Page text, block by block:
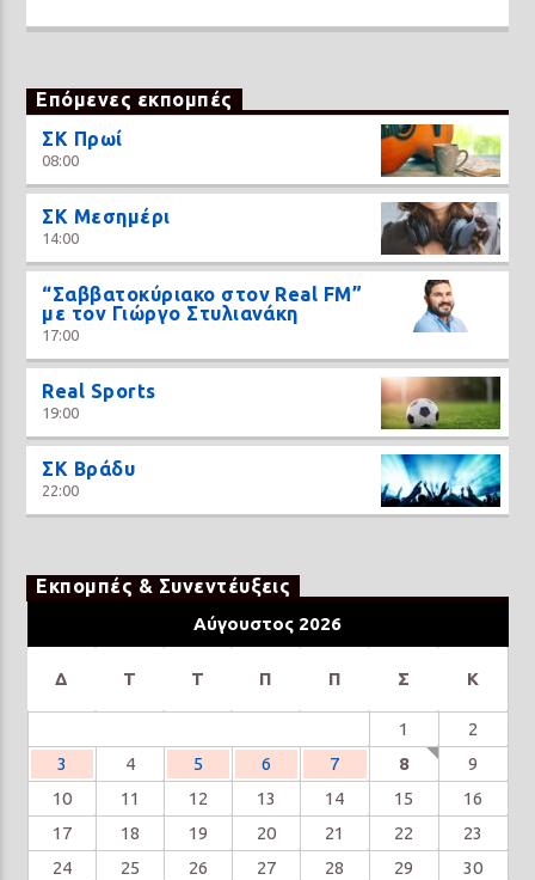
Επόμενες εκπομπές
ΣΚ Πρωί
08:00
ΣΚ Μεσημέρι
14:00
“Σαββατοκύριακο στον Real FM”
με τον Γιώργο Στυλιανάκη
17:00
Real Sports
19:00
ΣΚ Βράδυ
22:00
Εκπομπές & Συνεντέυξεις
Αύγουστος 2026
Δ Τ Τ Π Π Σ Κ
1
2
3
4 5 6 7 8
9
10
11 12 13 14 15
16
17
18 19 20 21 22
23
24
25 26 27 28 29
30